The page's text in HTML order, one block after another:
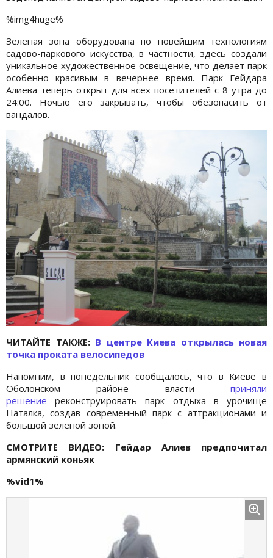
%img4huge%
Зеленая зона оборудована по новейшим технологиям
садово-паркового искусства, в частности, здесь создали
уникальное художественное освещение, что делает парк
особенно красивым в вечернее время. Парк Гейдара
Алиева теперь открыт для всех посетителей с 8 утра до
24:00. Ночью его закрывать, чтобы обезопасить от
вандалов.
ЧИТАЙТЕ ТАКЖЕ: В центре Киева открылась новая
точка проката велосипедов
Напомним, в понедельник сообщалось, что в Киеве в
Оболонском районе власти приняли
решение реконструировать парк отдыха в урочище
Наталка, создав современный парк с аттракционами и
большой зеленой зоной.
СМОТРИТЕ ВИДЕО: Гейдар Алиев предпочитал
армянский коньяк
%vid1%